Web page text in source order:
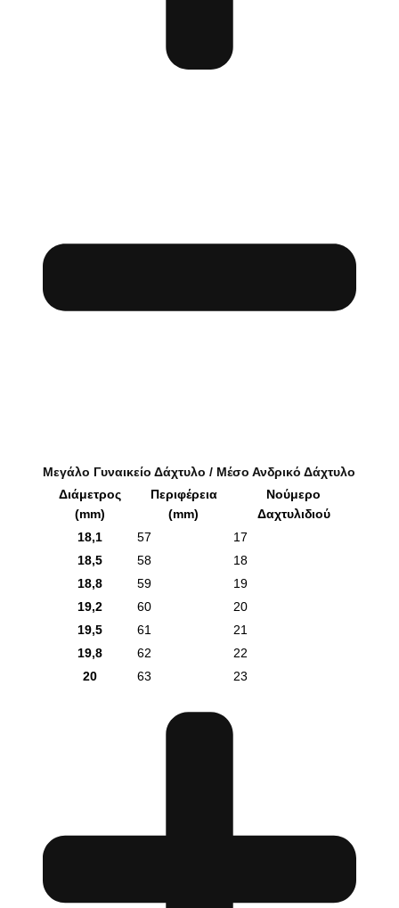
Μεγάλο Γυναικείο Δάχτυλο / Μέσο Ανδρικό Δάχτυλο
Διάμετρος
(mm)
Περιφέρεια
(mm)
Νούμερο
Δαχτυλιδιού
18,1
57
17
18,5
58
18
18,8
59
19
19,2
60
20
19,5
61
21
19,8
62
22
20
63 23